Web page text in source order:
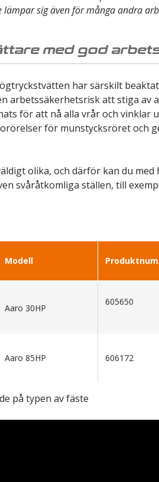
sig även för många andra
med god
har särskilt
arbetssäkerhetsrisk att stiga av
för att nå alla vrår och vinklar
för munstycksröret och
olika, och därför kan du
svåråtkomliga ställen, till
Modell
Aaro 30HP
605650
Aaro 85HP 606172
på typen av fäste